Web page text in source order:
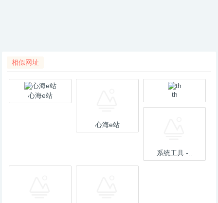
相似网址
心海e站
心海e站
th
系统工具 -..